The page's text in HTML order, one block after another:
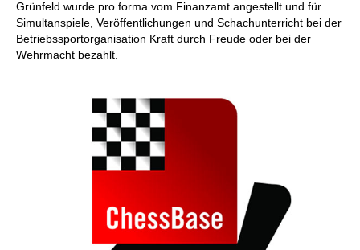
Grünfeld wurde pro forma vom Finanzamt angestellt und für
Simultanspiele, Veröffentlichungen und Schachunterricht bei der
Betriebssportorganisation Kraft durch Freude oder bei der
Wehrmacht bezahlt.